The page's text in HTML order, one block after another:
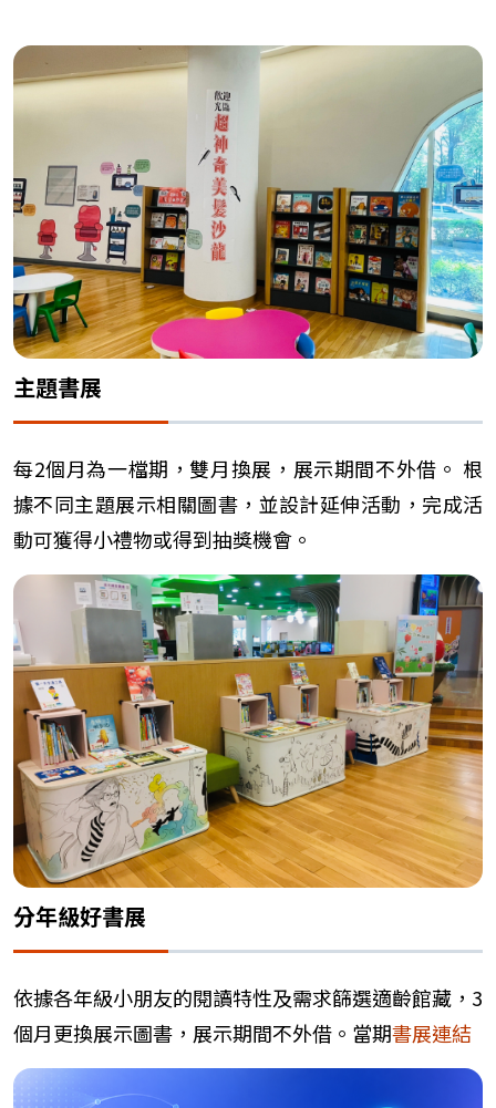
主題書展
每2個月為一檔期，雙月換展，展示期間不外借。 根
據不同主題展示相關圖書，並設計延伸活動，完成活
動可獲得小禮物或得到抽獎機會。
分年級好書展
依據各年級小朋友的閱讀特性及需求篩選適齡館藏，3
個月更換展示圖書，展示期間不外借。當期書展連結